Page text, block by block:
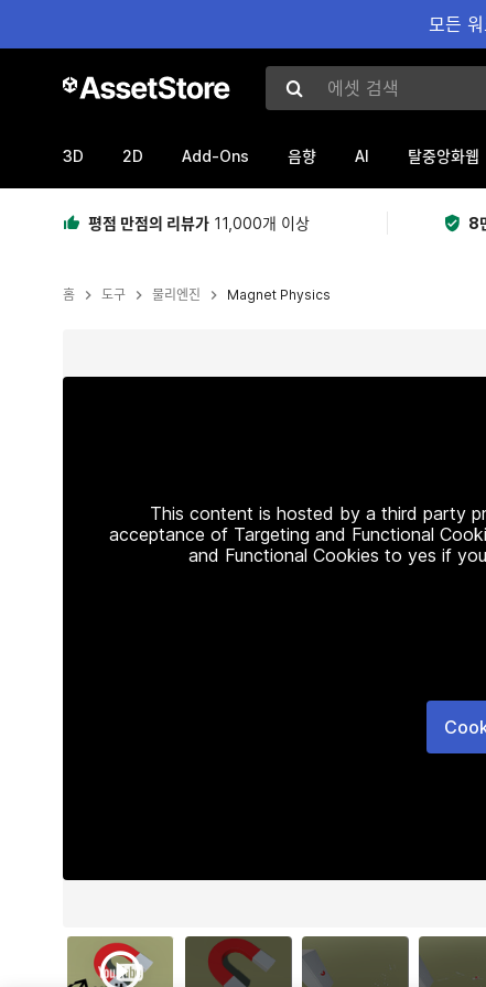
모든
에셋 검색
3D 2D Add-Ons 음향 AI 탈중앙화웹
평점 만점의 리뷰가 11,000개 이상 8
홈 도구 물리엔진 Magnet Physics
This content is hosted by a third party
acceptance of Targeting and Functional
and Functional Cookies to yes if